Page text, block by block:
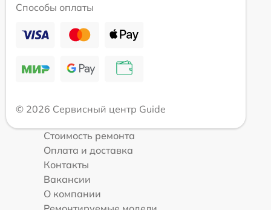
Способы оплаты
© 2026 Сервисный центр Guide
Стоимость ремонта
Оплата и доставка
Контакты
Вакансии
О компании